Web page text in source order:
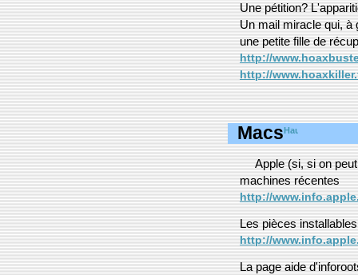
Une pétition?
Un mail miracle qui, à
une petite fille de
http://
http://
Macs
Apple (si, si on
machines récentes
http://
Les pièces
http://
La page aide